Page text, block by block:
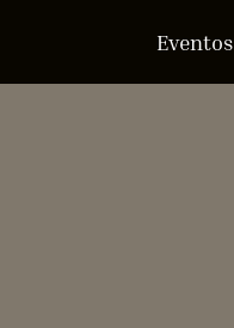
Eventos